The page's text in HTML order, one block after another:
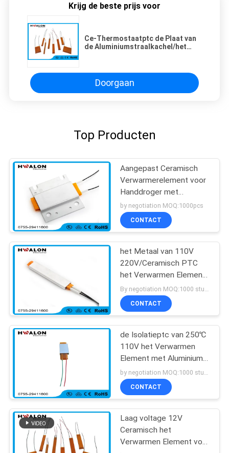
Krijg de beste prijs voor
Ce-Thermostaatptc de Plaat van
de Aluminiumstraalkachel/het
Doorgaan
Top Producten
Aangepast Ceramisch
Verwarmerelement voor
Handdroger met
Roestvrij staalhuisvesting
by negotiation MOQ:1000pcs
CONTACT
het Metaal van 110V
220V/Ceramisch PTC
het Verwarmen Element
voor Huistoestellen
By negotiation MOQ:1000 stuks
CONTACT
de Isolatieptc van 250℃
110V het Verwarmen
Element met Aluminium
Shell
CONTACT
Laag voltage 12V
Ceramisch het
Verwarmen Element voor